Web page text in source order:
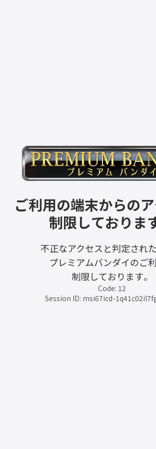
ご利用の端末からの
制限しておりま
不正なアクセスと判定された
プレミアムバンダイのご
制限しております。
Code: 12
Session ID: msi67icd-